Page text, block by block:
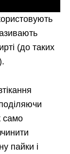
(до таких
само
пайки і